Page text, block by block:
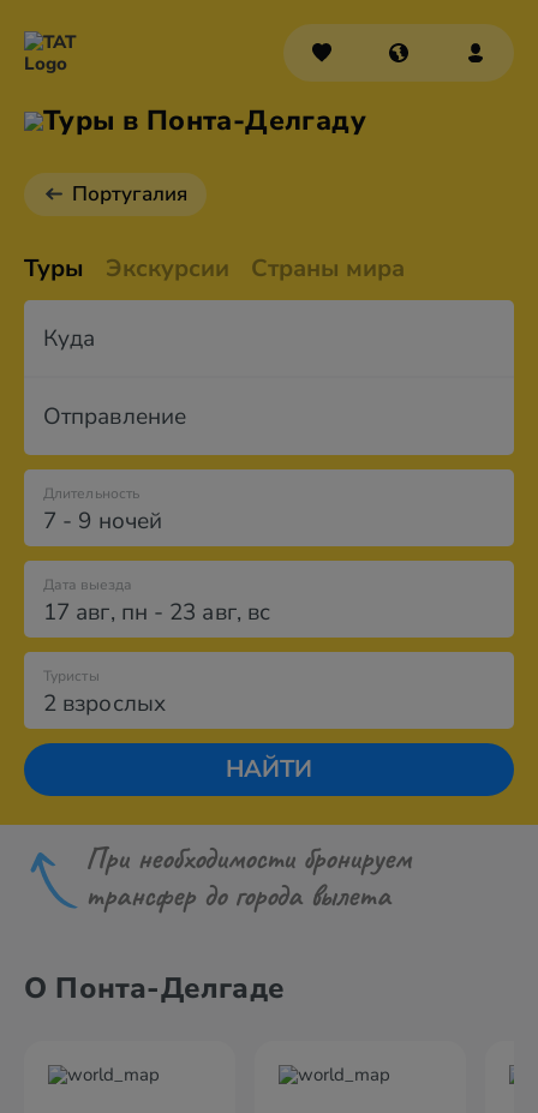
Туры в Понта-Делгаду
Португалия
Туры Экскурсии Страны мира
Куда
Отправление
7 - 9 ночей
Длительность
Дата выезда
17 авг, пн - 23 авг, вс
2 взрослых
Туристы
НАЙТИ
При необходимости бронируем
трансфер до города вылета
О Понта-Делгаде